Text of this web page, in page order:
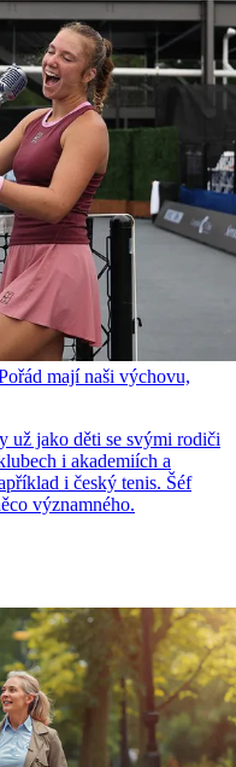
mají naši výchovu,
už jako děti se svými rodiči
i akademiích a
i český tenis. Šéf
významného.